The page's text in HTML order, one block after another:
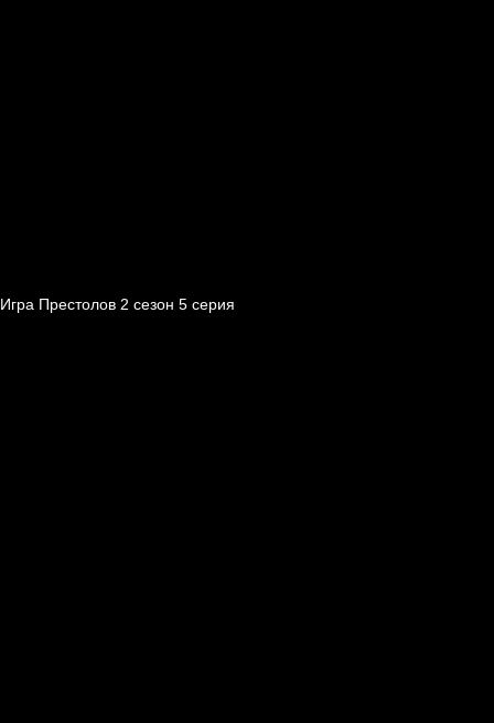
Игра Престолов 2 cезон 5 cерия